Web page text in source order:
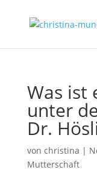
Was ist
unter
Dr.
von christina |
Mutterschaft